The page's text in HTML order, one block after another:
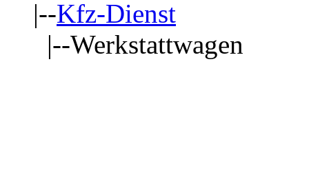
|--Kfz-Dienst
|--Werkstattwagen